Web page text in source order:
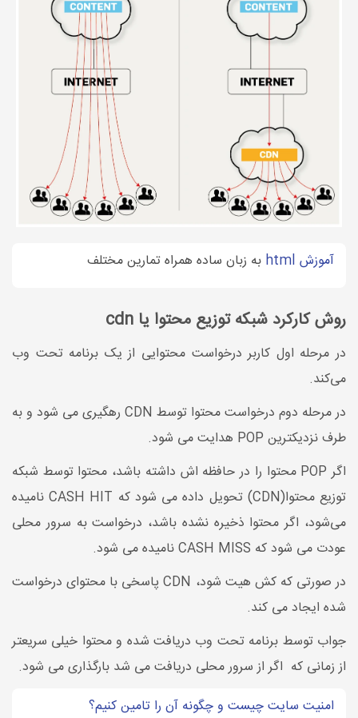
آموزش html به زبان ساده همراه تمارین مختلف
روش کارکرد شبکه توزیع محتوا یا cdn
در مرحله اول کاربر درخواست محتوایی از یک برنامه تحت وب
می‌کند.
در مرحله دوم درخواست محتوا توسط CDN رهگیری می شود و به
طرف نزدیکترین POP هدایت می شود.
اگر POP محتوا را در حافظه اش داشته باشد، محتوا توسط شبکه
توزیع محتوا(CDN) تحویل داده می شود که CASH HIT نامیده
می‌شود، اگر محتوا ذخیره نشده باشد، درخواست به سرور محلی
عودت می شود که CASH MISS نامیده می شود.
در صورتی که کش هیت شود، CDN پاسخی با محتوای درخواست
شده ایجاد می کند.
جواب توسط برنامه تحت وب دریافت شده و محتوا خیلی سریعتر
از زمانی که اگر از سرور محلی دریافت می شد بارگذاری می شود.
امنیت سایت چیست و چگونه آن را تامین کنیم؟